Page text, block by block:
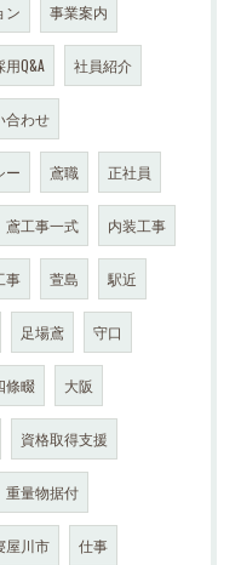
ン 事業案内
用Q&A 社員紹介
合わせ
ー 鳶職 正社員
鳶工事一式 内装工事
事 萱島 駅近
足場鳶 守口
條畷 大阪
資格取得支援
重量物据付
屋川市 仕事